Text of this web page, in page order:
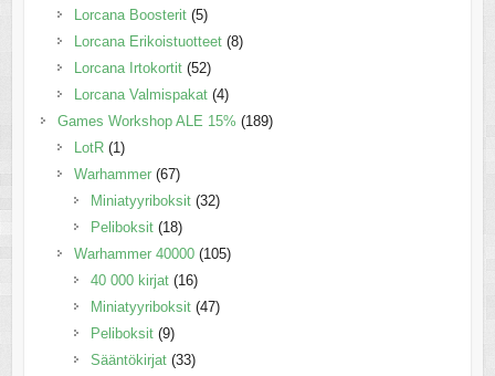
Lorcana Boosterit (5)
Lorcana Erikoistuotteet (8)
Lorcana Irtokortit (52)
Lorcana Valmispakat (4)
Games Workshop ALE 15% (189)
LotR (1)
Warhammer (67)
Miniatyyriboksit (32)
Peliboksit (18)
Warhammer 40000 (105)
40 000 kirjat (16)
Miniatyyriboksit (47)
Peliboksit (9)
Sääntökirjat (33)